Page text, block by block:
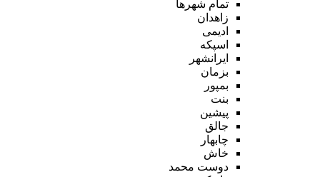
تمام شهر‌ها
زاهدان
ادیمی
اسپکه
ایرانشهر
بزمان
بمپور
بنت
پیشین
جالق
چابهار
خاش
دوست محمد